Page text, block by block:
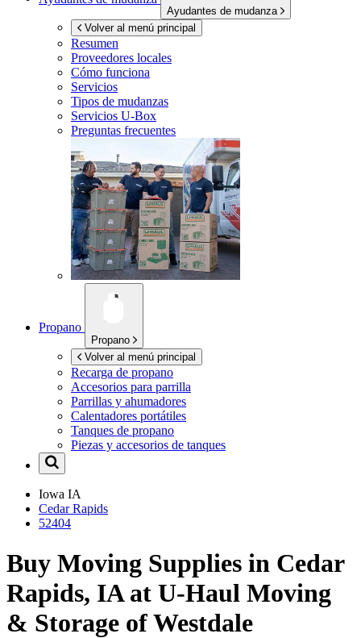
Ayudantes de mudanza
Volver al menú principal
Resumen
Proveedores locales
Cómo funciona
Servicios
Tipos de mudanzas
Servicios U-Box
Preguntas frecuentes
Propano
Propano
Volver al menú principal
Recarga de propano
Accesorios para parrilla
Parrillas y ahumadores
Calentadores portátiles
Tanques de propano
Piezas y accesorios de tanques
Iowa IA
Cedar Rapids
52404
Buy Moving Supplies in Cedar
Rapids, IA at U-Haul Moving
& Storage of Westdale